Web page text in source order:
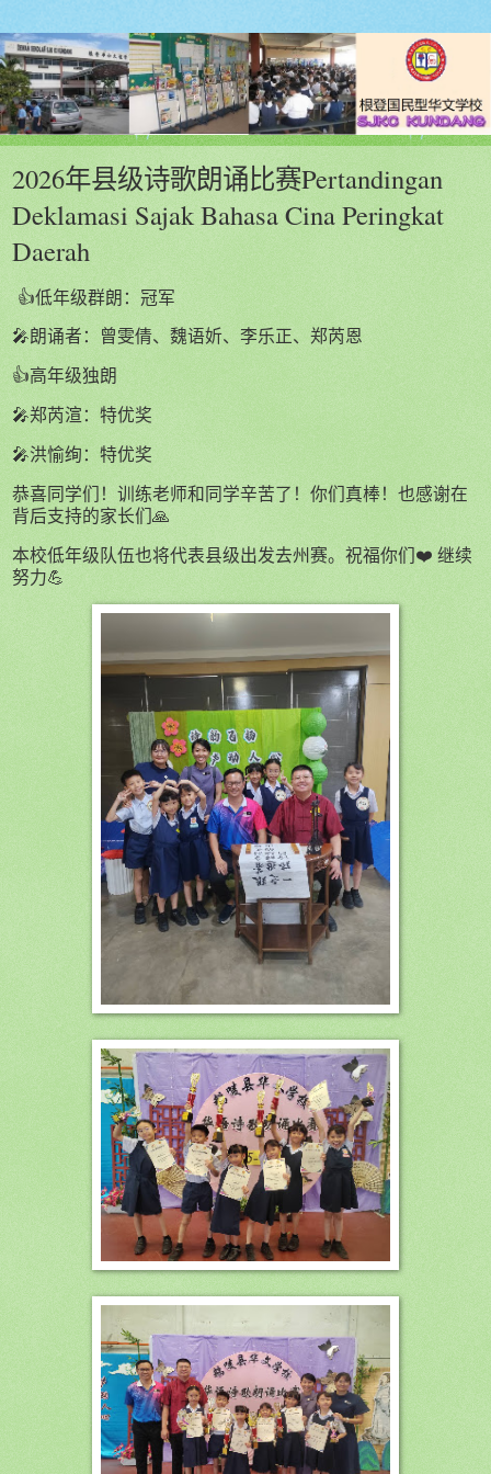
2026年县级诗歌朗诵比赛Pertandingan
Deklamasi Sajak Bahasa Cina Peringkat
Daerah
👍低年级群朗：冠军
🎤朗诵者：曾雯倩、魏语妡、李乐正、郑芮恩
👍高年级独朗
🎤郑芮渲：特优奖
🎤洪愉绚：特优奖
恭喜同学们！训练老师和同学辛苦了！你们真棒！也感谢在
背后支持的家长们🙏
本校低年级队伍也将代表县级出发去州赛。祝福你们❤️ 继续
努力💪